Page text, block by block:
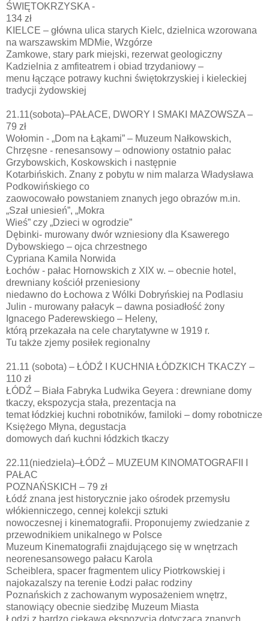
ŚWIĘTOKRZYSKA -
134 zł
KIELCE – główna ulica starych Kielc, dzielnica wzorowana
na warszawskim MDMie, Wzgórze
Zamkowe, stary park miejski, rezerwat geologiczny
Kadzielnia z amfiteatrem i obiad trzydaniowy –
menu łączące potrawy kuchni świętokrzyskiej i kieleckiej
tradycji żydowskiej
21.11(sobota)–PAŁACE, DWORY I SMAKI MAZOWSZA –
79 zł
Wołomin - „Dom na Łąkami” – Muzeum Nałkowskich,
Chrzęsne - renesansowy – odnowiony ostatnio pałac
Grzybowskich, Koskowskich i następnie
Kotarbińskich. Znany z pobytu w nim malarza Władysława
Podkowińskiego co
zaowocowało powstaniem znanych jego obrazów m.in.
„Szał uniesień”, „Mokra
Wieś” czy „Dzieci w ogrodzie”
Dębinki- murowany dwór wzniesiony dla Ksawerego
Dybowskiego – ojca chrzestnego
Cypriana Kamila Norwida
Łochów - pałac Hornowskich z XIX w. – obecnie hotel,
drewniany kościół przeniesiony
niedawno do Łochowa z Wólki Dobryńskiej na Podlasiu
Julin - murowany pałacyk – dawna posiadłość żony
Ignacego Paderewskiego – Heleny,
którą przekazała na cele charytatywne w 1919 r.
Tu także zjemy posiłek regionalny
21.11 (sobota) – ŁÓDŹ I KUCHNIA ŁÓDZKICH TKACZY –
110 zł
ŁÓDŹ – Biała Fabryka Ludwika Geyera : drewniane domy
tkaczy, ekspozycja stała, prezentacja na
temat łódzkiej kuchni robotników, familoki – domy robotnicze
Księżego Młyna, degustacja
domowych dań kuchni łódzkich tkaczy
22.11(niedziela)–ŁÓDŹ – MUZEUM KINOMATOGRAFII I
PAŁAC
POZNAŃSKICH – 79 zł
Łódź znana jest historycznie jako ośrodek przemysłu
włókienniczego, cennej kolekcji sztuki
nowoczesnej i kinematografii. Proponujemy zwiedzanie z
przewodnikiem unikalnego w Polsce
Muzeum Kinematografii znajdującego się w wnętrzach
neorenesansowego pałacu Karola
Scheiblera, spacer fragmentem ulicy Piotrkowskiej i
najokazalszy na terenie Łodzi pałac rodziny
Poznańskich z zachowanym wyposażeniem wnętrz,
stanowiący obecnie siedzibę Muzeum Miasta
Łodzi z bardzo ciekawą ekspozycją dotyczącą znanych